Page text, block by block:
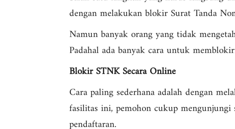
dengan melakukan blokir Surat Tanda
Namun banyak orang yang tidak
Padahal ada banyak cara untuk
Blokir STNK Secara Online
Cara paling sederhana adalah dengan
fasilitas ini, pemohon cukup mengunjungi
pendaftaran.